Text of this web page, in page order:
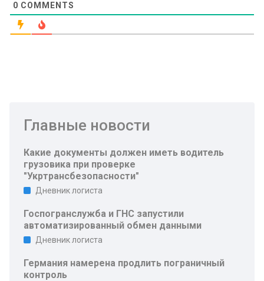
0 COMMENTS
Главные новости
Какие документы должен иметь водитель
грузовика при проверке
"Укртрансбезопасности"
Дневник логиста
Госпогранслужба и ГНС запустили
автоматизированный обмен данными
Дневник логиста
Германия намерена продлить пограничный
контроль